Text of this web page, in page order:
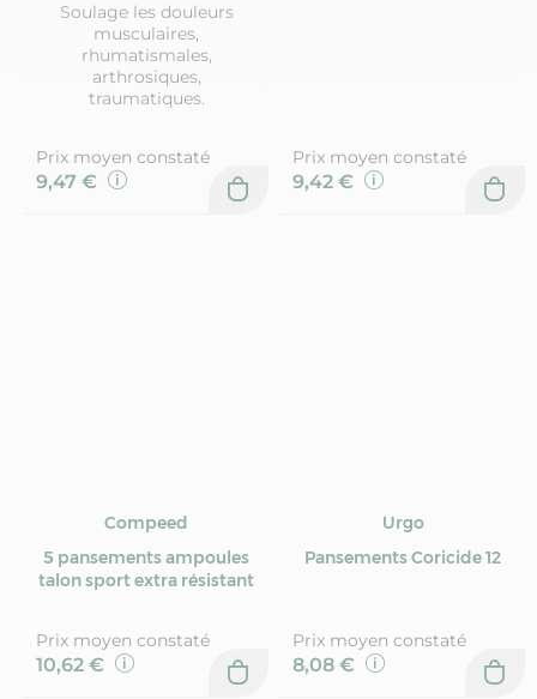
Soulage les douleurs
musculaires,
rhumatismales,
arthrosiques,
traumatiques.
Prix moyen constaté
9,47 €
Prix moyen constaté
9,42 €
Compeed
5 pansements ampoules
talon sport extra résistant
Prix moyen constaté
10,62 €
Urgo
Pansements Coricide 12
Prix moyen constaté
8,08 €